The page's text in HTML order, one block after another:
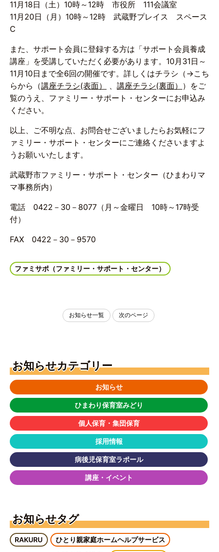
11月18日（土）10時～12時 市役所 111会議室
11月20日（月）10時～12時 武蔵野プレイス スペース
C
また、サポート会員に登録する方は「サポート会員養成
講座」を受講していただく必要があります。10月31日～
11月10日まで全6回の開催です。詳しくはチラシ（→こち
らから（講座チラシ(表面） 、 講座チラシ(裏面） ）をご
覧のうえ、ファミリー・サポート・センターにお申込み
ください。
以上、ご不明な点、お問合せございましたらお気軽にフ
ァミリー・サポート・センターにご連絡くださいますよ
うお願いいたします。
武蔵野市ファミリー・サポート・センター（ひまわりマ
マ事務所内）
電話 0422－30－8077（月～金曜日 10時～17時受
付）
FAX 0422－30－9570
ファミサポ（ファミリー・サポート・センター）
お知らせ一覧 次のページ
お知らせカテゴリー
お知らせ
ひまわり保育室みどり
個人保育・集団保育
採用情報
病後児保育室ラポール
講座・イベント
お知らせタグ
RAKURU ひとり親家庭ホームヘルプサービス